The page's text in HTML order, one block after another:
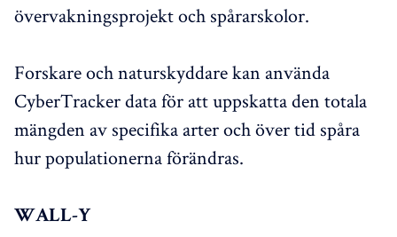
övervakningsprojekt och spårarskolor.
Forskare och naturskyddare kan använda
CyberTracker data för att uppskatta den totala
mängden av specifika arter och över tid spåra
hur populationerna förändras.
WALL-Y